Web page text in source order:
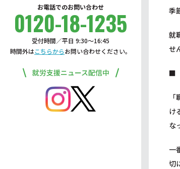
お電話でのお問い合わせ
0120-18-1235
受付時間／平日 9:30〜16:45
時間外はこちらからお問い合わせください。
就労支援ニュース配信中
季
就
せ
■
け
な
一
切